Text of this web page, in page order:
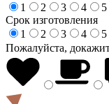
1
2 3 4
5
Срок изготовления
1
2 3 4
5
Пожалуйста,